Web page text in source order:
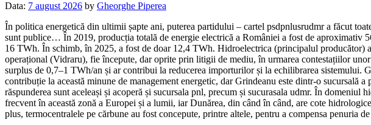
Data: 7 august 2026 by Gheorghe Piperea
În politica energetică din ultimii șapte ani, puterea partidului – cartel psdpnlusrudmr a făcut
sunt publice… În 2019, producția totală de energie electrică a României a fost de
16 TWh. În schimb, în 2025, a fost de doar 12,4 TWh. Hidroelectrica (principalul
operațional (Vidraru), fie începute, dar oprite prin litigii de mediu, în urmarea contestațiilor
surplus de 0,7–1 TWh/an și ar contribui la reducerea importurilor și la echilibrarea sistemului.
contribuție la această minune de management energetic, dar Grindeanu este dintr-o
răspunderea sunt aceleași și acoperă și sucursala pnl, precum și sucurasala udmr. În domeniul
frecvent în această zonă a Europei și a lumii, iar Dunărea, din când în când, are cote
plus, termocentralele pe cărbune au fost concepute, printre altele, pentru a compensa penuria